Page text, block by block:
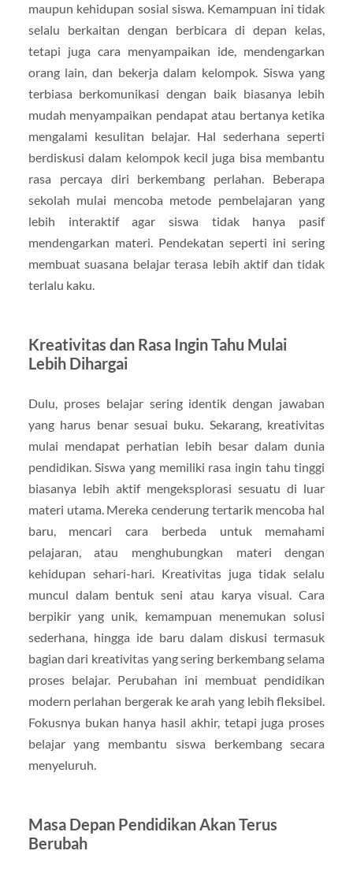
maupun kehidupan sosial siswa. Kemampuan ini tidak
selalu berkaitan dengan berbicara di depan kelas,
tetapi juga cara menyampaikan ide, mendengarkan
orang lain, dan bekerja dalam kelompok. Siswa yang
terbiasa berkomunikasi dengan baik biasanya lebih
mudah menyampaikan pendapat atau bertanya ketika
mengalami kesulitan belajar. Hal sederhana seperti
berdiskusi dalam kelompok kecil juga bisa membantu
rasa percaya diri berkembang perlahan. Beberapa
sekolah mulai mencoba metode pembelajaran yang
lebih interaktif agar siswa tidak hanya pasif
mendengarkan materi. Pendekatan seperti ini sering
membuat suasana belajar terasa lebih aktif dan tidak
terlalu kaku.
Kreativitas dan Rasa Ingin Tahu Mulai
Lebih Dihargai
Dulu, proses belajar sering identik dengan jawaban
yang harus benar sesuai buku. Sekarang, kreativitas
mulai mendapat perhatian lebih besar dalam dunia
pendidikan. Siswa yang memiliki rasa ingin tahu tinggi
biasanya lebih aktif mengeksplorasi sesuatu di luar
materi utama. Mereka cenderung tertarik mencoba hal
baru, mencari cara berbeda untuk memahami
pelajaran, atau menghubungkan materi dengan
kehidupan sehari-hari. Kreativitas juga tidak selalu
muncul dalam bentuk seni atau karya visual. Cara
berpikir yang unik, kemampuan menemukan solusi
sederhana, hingga ide baru dalam diskusi termasuk
bagian dari kreativitas yang sering berkembang selama
proses belajar. Perubahan ini membuat pendidikan
modern perlahan bergerak ke arah yang lebih fleksibel.
Fokusnya bukan hanya hasil akhir, tetapi juga proses
belajar yang membantu siswa berkembang secara
menyeluruh.
Masa Depan Pendidikan Akan Terus
Berubah